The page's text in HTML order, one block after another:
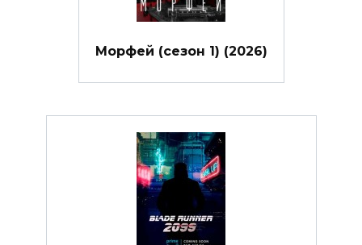
Морфей (сезон 1) (2026)